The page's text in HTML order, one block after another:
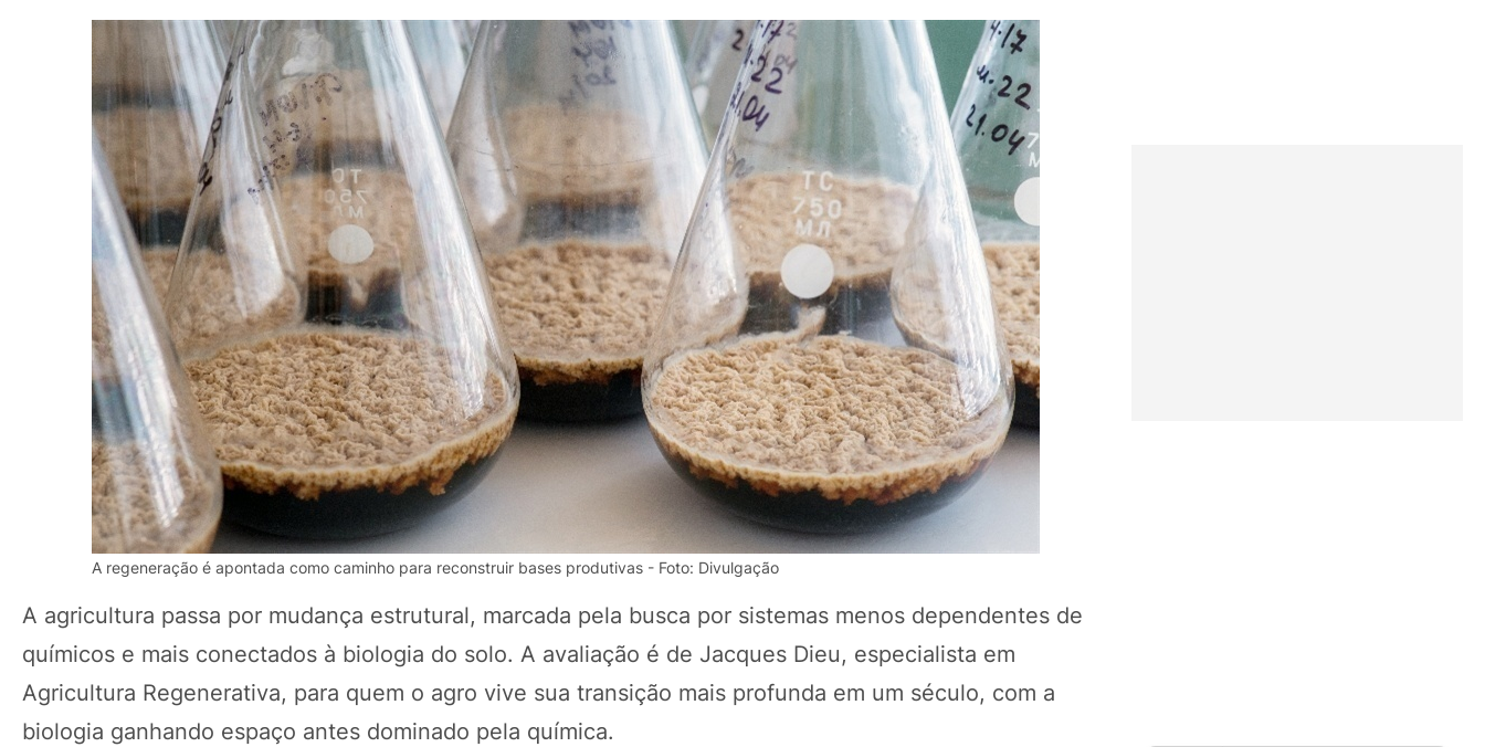
A regeneração é apontada como caminho para reconstruir bases produtivas - Foto: Divulgação
A agricultura passa por mudança estrutural, marcada pela busca por sistemas menos dependentes de
químicos e mais conectados à biologia do solo. A avaliação é de Jacques Dieu, especialista em
Agricultura Regenerativa, para quem o agro vive sua transição mais profunda em um século, com a
biologia ganhando espaço antes dominado pela química.